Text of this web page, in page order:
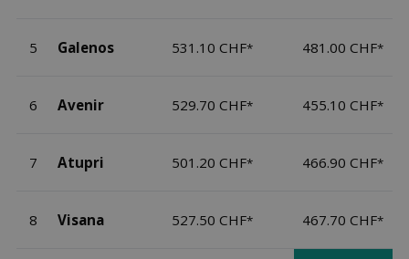
5 Galenos 531.10 CHF* 481.00 CHF*
6 Avenir 529.70 CHF* 455.10 CHF*
7 Atupri 501.20 CHF* 466.90 CHF*
8 Visana 527.50 CHF* 467.70 CHF*